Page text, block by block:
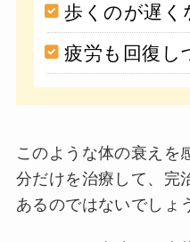
歩くのが遅く
疲労も回復し
このような体の衰えを
分だけを治療して、完
あるのではないでしょ